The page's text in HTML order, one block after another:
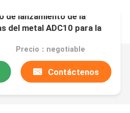
de lanzamiento de la
del metal ADC10 para la
Precio：negotiable
Contáctenos